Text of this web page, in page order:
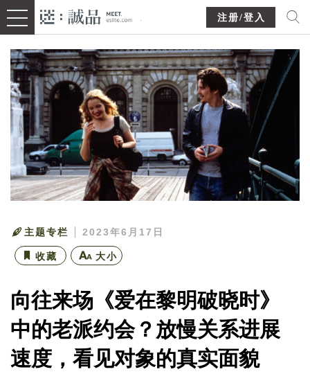
注册/登入
主题专栏 2023年6月17日
收藏 大小
向往来场《爱在黎明破晓时》
中的老派约会？放慢关系进展
速度，看见对象的真实面貌